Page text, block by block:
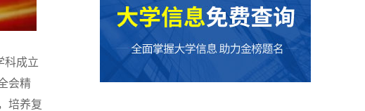
科成立
会精
培养复